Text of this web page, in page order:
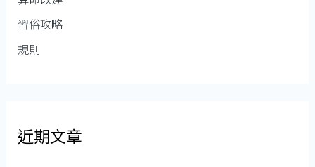
習俗攻略
規則
近期文章